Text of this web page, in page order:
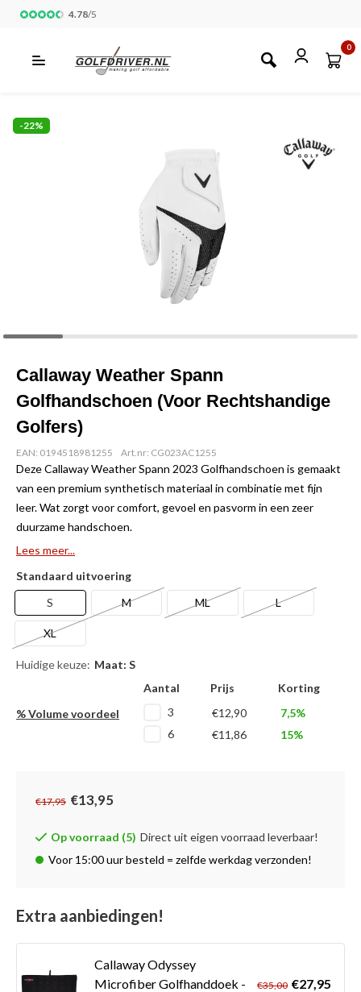
4.78/5
0
-22%
Callaway Weather Spann
Golfhandschoen (Voor Rechtshandige
Golfers)
EAN: 0194518981255 Art.nr: CG023AC1255
Deze Callaway Weather Spann 2023 Golfhandschoen is gemaakt
van een premium synthetisch materiaal in combinatie met fijn
leer. Wat zorgt voor comfort, gevoel en pasvorm in een zeer
duurzame handschoen.
Lees meer...
Standaard uitvoering
S
M ML L
XL
Huidige keuze: Maat: S
% Volume voordeel
Aantal Prijs
Korting
3
€12,90
7,5%
6
€11,86 15%
€17,95 €13,95
Op voorraad (5) Direct uit eigen voorraad leverbaar!
Voor 15:00 uur besteld = zelfde werkdag verzonden!
Extra aanbiedingen!
Callaway Odyssey
Microfiber Golfhanddoek -
€35,00 €27,95